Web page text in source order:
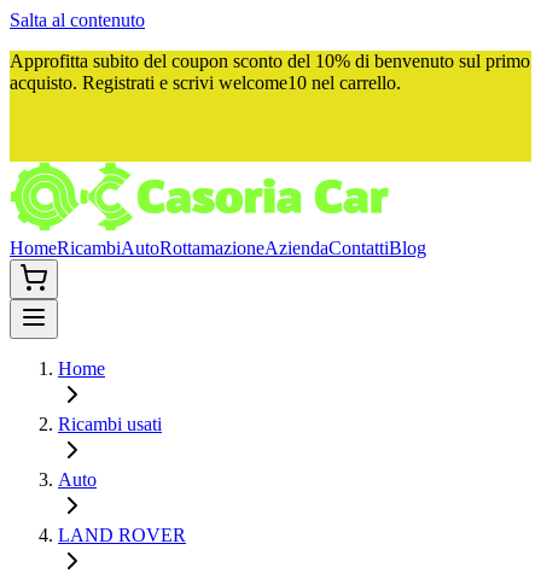
Salta al contenuto
Approfitta subito del coupon sconto del 10% di benvenuto sul primo
acquisto. Registrati e scrivi welcome10 nel carrello.
HomeRicambiAutoRottamazioneAziendaContattiBlog
Home
Ricambi usati
Auto
LAND ROVER